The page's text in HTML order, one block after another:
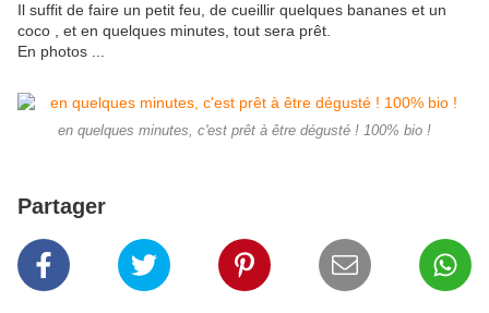
Il suffit de faire un petit feu, de cueillir quelques bananes et un
coco , et en quelques minutes, tout sera prêt.
En photos ...
en quelques minutes, c'est prêt à être dégusté ! 100% bio !
Partager